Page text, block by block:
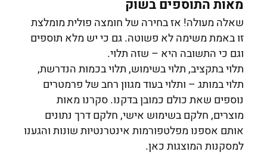
מאות התוספים בשוק
שאלה מעולה! אז בחירה של חומצה פולית מומלצת
זו באמת משימה לא פשוטה. גם כי יש מלא תוספים
וגם כי התשובה היא – שזה תלוי.
תלוי בתקציב, תלוי בשימוש, תלוי בכמות הנדרשת,
תלוי במותג – ותלוי בעוד מגוון רחב של פרמטרים
נוספים שאת כולם כמובן בדקנו. סקרנו מאות
מוצרים, חלקם בשימוש אישי, חלקם דרך נתונים
אותם אספנו מפלטפורמות אינטרנטיות שונות והגענו
למסקנות המוצגות כאן.